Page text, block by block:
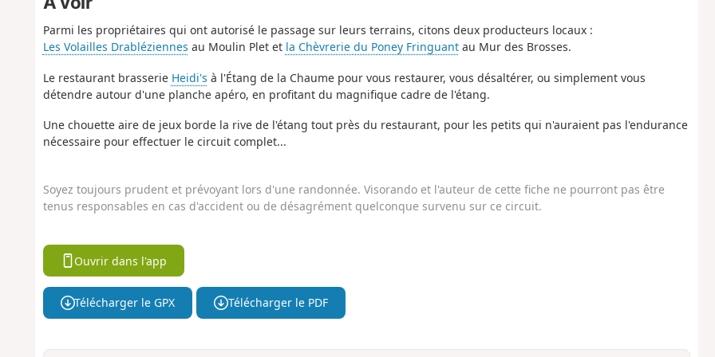
Parmi les propriétaires qui ont autorisé le passage sur leurs terrains, citons deux producteurs locaux :
Les Volailles Drabléziennes au Moulin Plet et la Chèvrerie du Poney Fringuantau Mur des Brosses.
Le restaurant brasserie Heidi's à l'Étang de la Chaume pour vous restaurer, vous désaltérer, ou simplement vous
détendre autour d'une planche apéro, en profitant du magnifique cadre de l'étang.
Une chouette aire de jeux borde la rive de l'étang tout près du restaurant, pour les petits qui n'auraient pas l'endurance
nécessaire pour effectuer le circuit complet...
Soyez toujours prudent et prévoyant lors d'une randonnée. Visorando et l'auteur de cette fiche ne pourront pas être
tenus responsables en cas d'accident ou de désagrément quelconque survenu sur ce circuit.
Ouvrir dans l'app
Télécharger le GPX Télécharger le PDF